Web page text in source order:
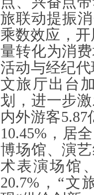
旅联动提振
乘数效应，开
量转化为消
活动与经纪
文旅厅出台
划，进一步
内外游客
10.45%，居
博场馆、演
术表演场馆
20.7%，“文